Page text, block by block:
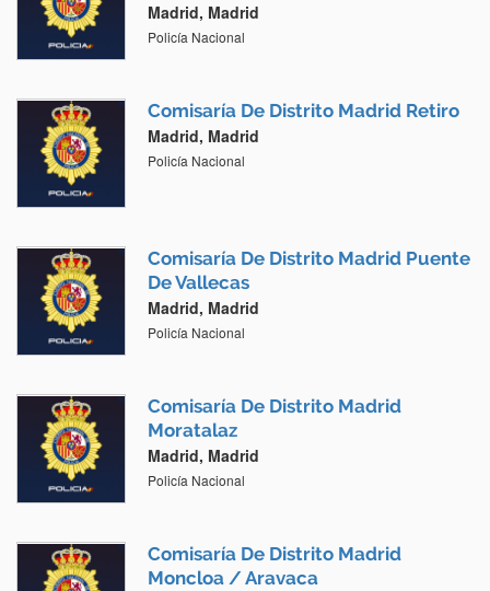
Madrid, Madrid
Policía Nacional
Comisaría De Distrito Madrid Retiro
Madrid, Madrid
Policía Nacional
Comisaría De Distrito Madrid Puente
De Vallecas
Madrid, Madrid
Policía Nacional
Comisaría De Distrito Madrid
Moratalaz
Madrid, Madrid
Policía Nacional
Comisaría De Distrito Madrid
Moncloa / Aravaca